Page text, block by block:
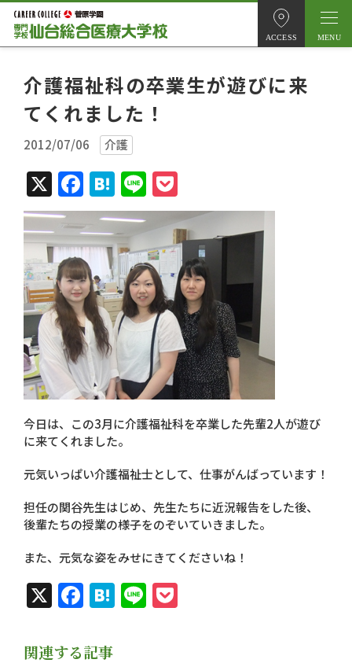
ACCESS
介護福祉科の卒業生が遊びに来
てくれました！
2012/07/06 介護
X Facebook
Hatena
Line
今日は、この3月に介護福祉科を卒業した先輩2人が遊び
に来てくれました。
元気いっぱい介護福祉士として、仕事がんばっています！
担任の関谷先生はじめ、先生たちに近況報告をした後、
後輩たちの授業の様子をのぞいていきました。
また、元気な姿をみせにきてくださいね！
X Facebook
Hatena
Line
関連する記事